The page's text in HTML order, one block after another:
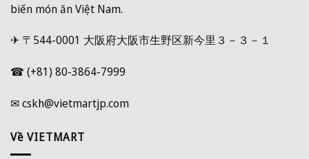
biến món ăn Việt Nam.
✈ 〒544-0001 大阪府大阪市生野区新今里３－３－１
☎ (+81) 80-3864-7999
✉ cskh@vietmartjp.com
Về VIETMART